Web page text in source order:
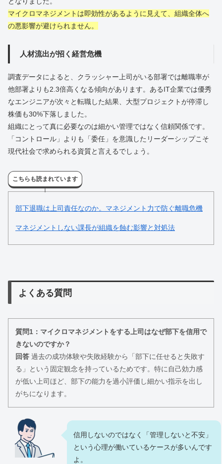
マイクロマネジメントは即効性があるように見えて、組織全体へ
の悪影響が避けられません。
人材流出が招く経営危機
調査データによると、クラッシャー上司がいる部署では離職率が
他部署よりも2.3倍高くなる傾向があります。あるIT企業では優秀
なエンジニアが次々と転職した結果、大型プロジェクトが停滞し
株価も30%下落しました。
組織にとって真に必要なのは細かい管理ではなく信頼関係です。
「コントロール」よりも「委任」を意識したリーダーシップこそ
現代社会で求められる資質と言えるでしょう。
こちらも読まれています
部下退職は上司責任なのか。マネジメント力で防ぐ離職危機
マネジメントしない課長が組織を蝕む影響と対処法
よくある質問
質問1：マイクロマネジメントをする上司はなぜ部下を信用で
きないのですか？
回答 過去の成功体験や失敗経験から「部下に任せると失敗す
る」という固定観念を持っているためです。特に自己効力感
が低い上司ほど、部下の能力を過小評価し細かい指示を出し
がちになります。
信用しないのではなく「管理しないと不安」
という心理が働いているケースが多いんです
よ。